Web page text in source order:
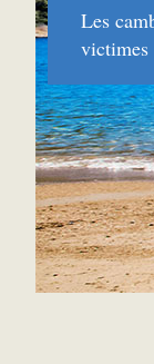
Les
victimes